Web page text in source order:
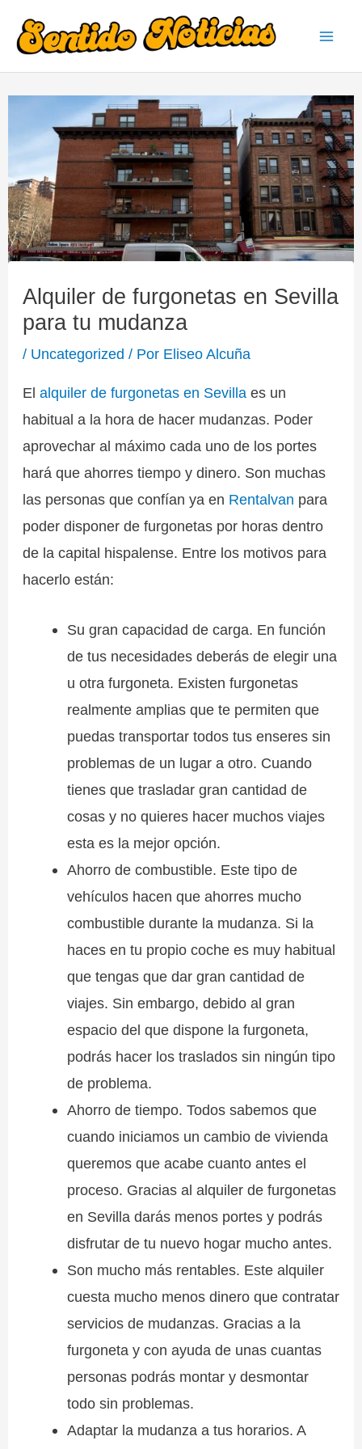
Alquiler de furgonetas en Sevilla
para tu mudanza
/ Uncategorized / Por Eliseo Alcuña
Elalquiler de furgonetas en Sevilla es un
habitual a la hora de hacer mudanzas. Poder
aprovechar al máximo cada uno de los portes
hará que ahorres tiempo y dinero. Son muchas
las personas que confían ya en Rentalvan para
poder disponer de furgonetas por horas dentro
de la capital hispalense. Entre los motivos para
hacerlo están:
Su gran capacidad de carga. En función
de tus necesidades deberás de elegir una
u otra furgoneta. Existen furgonetas
realmente amplias que te permiten que
puedas transportar todos tus enseres sin
problemas de un lugar a otro. Cuando
tienes que trasladar gran cantidad de
cosas y no quieres hacer muchos viajes
esta es la mejor opción.
Ahorro de combustible. Este tipo de
vehículos hacen que ahorres mucho
combustible durante la mudanza. Si la
haces en tu propio coche es muy habitual
que tengas que dar gran cantidad de
viajes. Sin embargo, debido al gran
espacio del que dispone la furgoneta,
podrás hacer los traslados sin ningún tipo
de problema.
Ahorro de tiempo. Todos sabemos que
cuando iniciamos un cambio de vivienda
queremos que acabe cuanto antes el
proceso. Gracias al alquiler de furgonetas
en Sevilla darás menos portes y podrás
disfrutar de tu nuevo hogar mucho antes.
Son mucho más rentables. Este alquiler
cuesta mucho menos dinero que contratar
servicios de mudanzas. Gracias a la
furgoneta y con ayuda de unas cuantas
personas podrás montar y desmontar
todo sin problemas.
Adaptar la mudanza a tus horarios. A